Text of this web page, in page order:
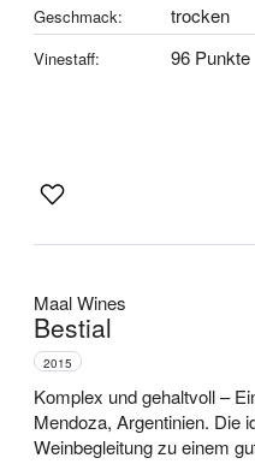
Geschmack: trocken
Vinestaff: 96 Punkte
Maal Wines
Bestial
2015
Komplex und gehaltvoll –
Mendoza, Argentinien. Die
Weinbegleitung zu einem